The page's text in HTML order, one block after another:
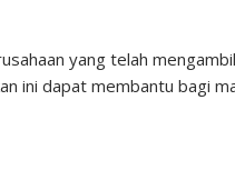
yang telah
ini dapat membantu bagi